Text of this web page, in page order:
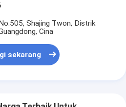
Shajing Twon, Distrik
Cina
sekarang